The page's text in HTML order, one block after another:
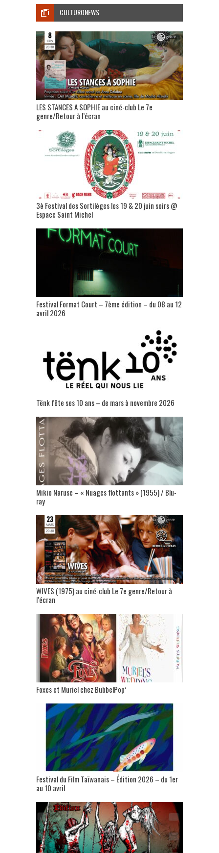
CULTURONEWS
LES STANCES A SOPHIE au ciné-club Le 7e
genre/Retour à l’écran
3è Festival des Sortilèges les 19 & 20 juin soirs @
Espace Saint Michel
Festival Format Court – 7ème édition – du 08 au 12
avril 2026
Tënk fête ses 10 ans – de mars à novembre 2026
Mikio Naruse – « Nuages flottants » (1955) / Blu-
ray
WIVES (1975) au ciné-club Le 7e genre/Retour à
l’écran
Foxes et Muriel chez BubbelPop’
Festival du Film Taïwanais – Édition 2026 – du 1er
au 10 avril